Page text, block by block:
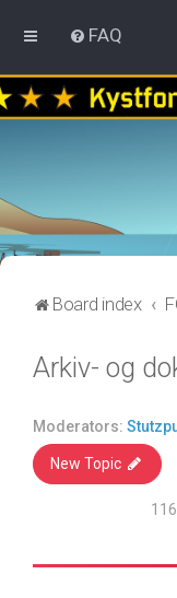
FAQ
Board index
Arkiv- og
Moderators:
New Topic